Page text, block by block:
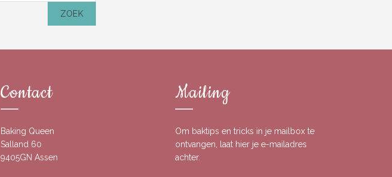
ZOEK
Contact
Baking Queen
Salland 60
9405GN Assen
Mailing
Om baktips en tricks in je mailbox te
ontvangen, laat hier je e-mailadres
achter.